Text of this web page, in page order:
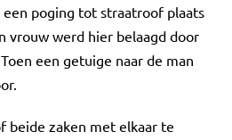
een poging tot straatroof plaats
vrouw werd hier belaagd door
een getuige naar de man
beide zaken met elkaar te